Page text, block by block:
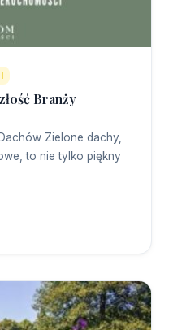
Branży
Zielone dachy,
to nie tylko piękny